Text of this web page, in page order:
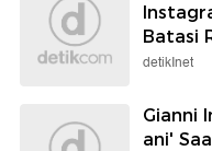
Batasi
detikInet
Gianni
ani'